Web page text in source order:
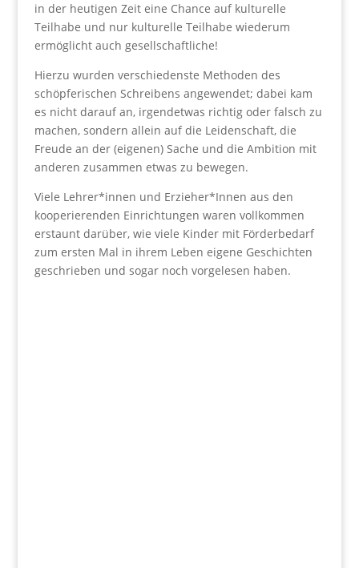
in der heutigen Zeit eine Chance auf kulturelle
Teilhabe und nur kulturelle Teilhabe wiederum
ermöglicht auch gesellschaftliche!
Hierzu wurden verschiedenste Methoden des
schöpferischen Schreibens angewendet; dabei kam
es nicht darauf an, irgendetwas richtig oder falsch zu
machen, sondern allein auf die Leidenschaft, die
Freude an der (eigenen) Sache und die Ambition mit
anderen zusammen etwas zu bewegen.
Viele Lehrer*innen und Erzieher*Innen aus den
kooperierenden Einrichtungen waren vollkommen
erstaunt darüber, wie viele Kinder mit Förderbedarf
zum ersten Mal in ihrem Leben eigene Geschichten
geschrieben und sogar noch vorgelesen haben.